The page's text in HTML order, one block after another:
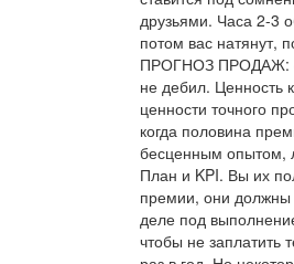
друзьями. Часа 2-3
потом вас натянут,
ПРОГНОЗ ПРОДАЖ:
не дебил. Ценность
ценности точного
когда половина
бесценным опытом,
План и KPI. Вы их
премии, они должны
деле под
чтобы не